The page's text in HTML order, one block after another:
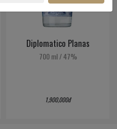
Diplomatico Planas
700 ml/47%
1,900,000đ